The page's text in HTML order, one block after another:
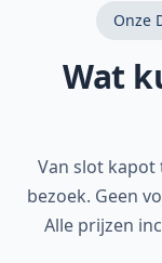
Onze
Wat
Van slot kapot
bezoek. Geen
Alle prijzen